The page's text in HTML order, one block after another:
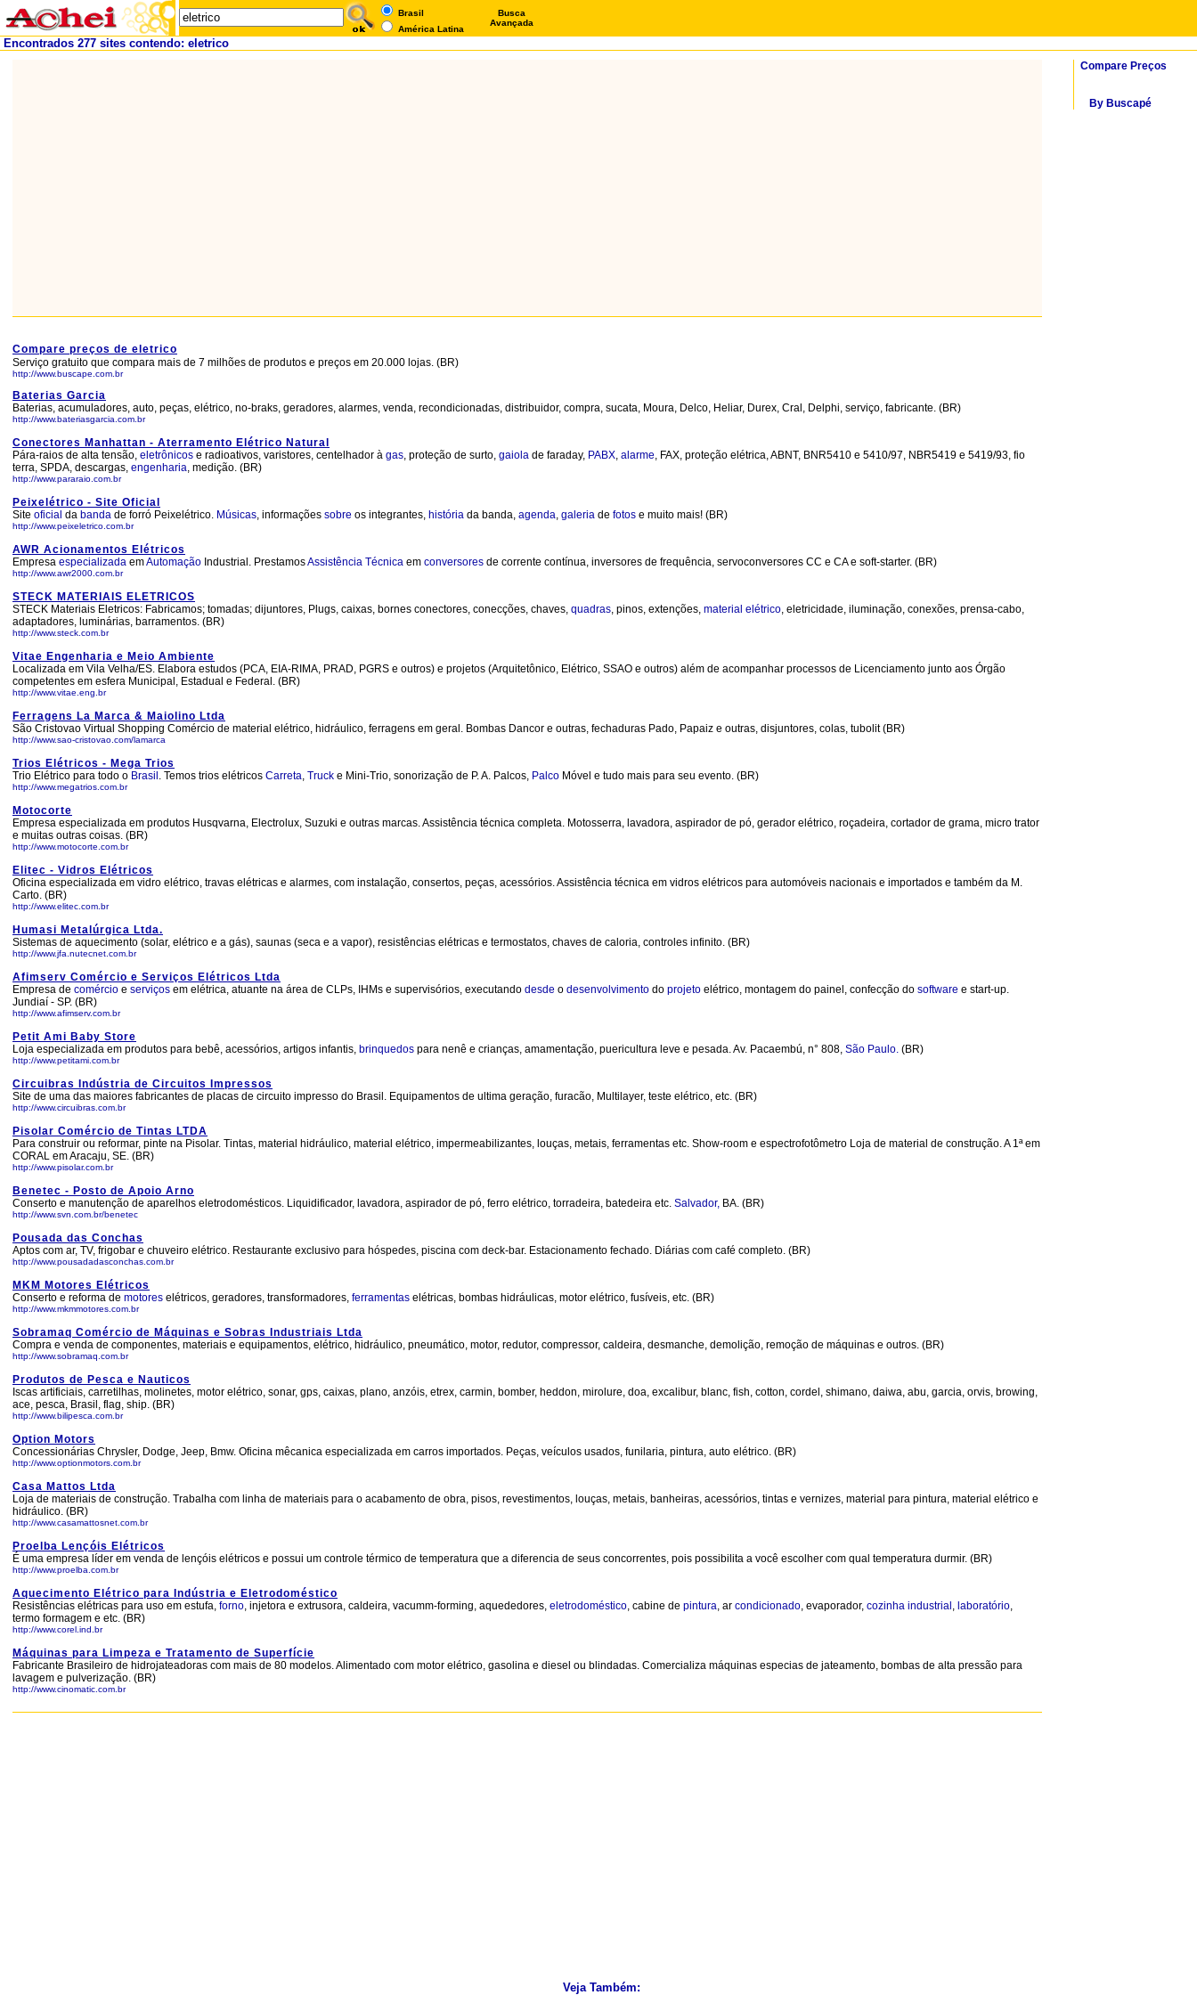
Brasil
América Latina
Busca
Avançada
Encontrados 277 sites contendo: eletrico
Compare preços de eletrico
Serviço gratuito que compara mais de 7 milhões de produtos e preços em 20.000 lojas. (BR)
http://www.buscape.com.br
Baterias Garcia
Baterias, acumuladores, auto, peças, elétrico, no-braks, geradores, alarmes, venda, recondicionadas, distribuidor, compra, sucata, Moura, Delco, Heliar, Durex, Cral, Delphi, serviço, fabricante. (BR)
http://www.bateriasgarcia.com.br
Conectores Manhattan - Aterramento Elétrico Natural
Pára-raios de alta tensão, eletrônicos e radioativos, varistores, centelhador à gas, proteção de surto, gaiola de faraday, PABX, alarme, FAX, proteção elétrica, ABNT, BNR5410 e 5410/97, NBR5419 e 5419/93, fio
terra, SPDA, descargas, engenharia, medição. (BR)
http://www.pararaio.com.br
Peixelétrico - Site Oficial
Site oficial da banda de forró Peixelétrico. Músicas, informações sobre os integrantes, história da banda, agenda, galeria de fotos e muito mais! (BR)
http://www.peixeletrico.com.br
AWR Acionamentos Elétricos
Empresa especializada emAutomação Industrial. PrestamosAssistência Técnica em conversores de corrente contínua, inversores de frequência, servoconversores CC e CA e soft-starter. (BR)
http://www.awr2000.com.br
STECK MATERIAIS ELETRICOS
STECK Materiais Eletricos: Fabricamos; tomadas; dijuntores, Plugs, caixas, bornes conectores, conecções, chaves, quadras, pinos, extenções, material elétrico, eletricidade, iluminação, conexões, prensa-cabo,
adaptadores, luminárias, barramentos. (BR)
http://www.steck.com.br
Vitae Engenharia e Meio Ambiente
Localizada em Vila Velha/ES. Elabora estudos (PCA, EIA-RIMA, PRAD, PGRS e outros) e projetos (Arquitetônico, Elétrico, SSAO e outros) além de acompanhar processos de Licenciamento junto aos Órgão
competentes em esfera Municipal, Estadual e Federal. (BR)
http://www.vitae.eng.br
Ferragens La Marca & Maiolino Ltda
São Cristovao Virtual Shopping Comércio de material elétrico, hidráulico, ferragens em geral. Bombas Dancor e outras, fechaduras Pado, Papaiz e outras, disjuntores, colas, tubolit (BR)
http://www.sao-cristovao.com/lamarca
Trios Elétricos - Mega Trios
Trio Elétrico para todo o Brasil . Temos trios elétricos Carreta, Truck e Mini-Trio, sonorização de P. A. Palcos, Palco Móvel e tudo mais para seu evento. (BR)
http://www.megatrios.com.br
Motocorte
Empresa especializada em produtos Husqvarna, Electrolux, Suzuki e outras marcas. Assistência técnica completa. Motosserra, lavadora, aspirador de pó, gerador elétrico, roçadeira, cortador de grama, micro trator
e muitas outras coisas. (BR)
http://www.motocorte.com.br
Elitec - Vidros Elétricos
Oficina especializada em vidro elétrico, travas elétricas e alarmes, com instalação, consertos, peças, acessórios. Assistência técnica em vidros elétricos para automóveis nacionais e importados e também da M.
Carto. (BR)
http://www.elitec.com.br
Humasi Metalúrgica Ltda.
Sistemas de aquecimento (solar, elétrico e a gás), saunas (seca e a vapor), resistências elétricas e termostatos, chaves de caloria, controles infinito. (BR)
http://www.jfa.nutecnet.com.br
Afimserv Comércio e Serviços Elétricos Ltda
Empresa de comércio e serviços em elétrica, atuante na área de CLPs, IHMs e supervisórios, executando desde o desenvolvimento do projeto elétrico, montagem do painel, confecção do software e start-up.
Jundiaí - SP. (BR)
http://www.afimserv.com.br
Petit Ami Baby Store
Loja especializada em produtos para bebê, acessórios, artigos infantis, brinquedos para nenê e crianças, amamentação, puericultura leve e pesada. Av. Pacaembú, n° 808, São Paulo. (BR)
http://www.petitami.com.br
Circuibras Indústria de Circuitos Impressos
Site de uma das maiores fabricantes de placas de circuito impresso do Brasil. Equipamentos de ultima geração, furacão, Multilayer, teste elétrico, etc. (BR)
http://www.circuibras.com.br
Pisolar Comércio de Tintas LTDA
Para construir ou reformar, pinte na Pisolar. Tintas, material hidráulico, material elétrico, impermeabilizantes, louças, metais, ferramentas etc. Show-room e espectrofotômetro Loja de material de construção. A 1ª em
CORAL em Aracaju, SE. (BR)
http://www.pisolar.com.br
Benetec - Posto de Apoio Arno
Conserto e manutenção de aparelhos eletrodomésticos. Liquidificador, lavadora, aspirador de pó, ferro elétrico, torradeira, batedeira etc. Salvador, BA. (BR)
http://www.svn.com.br/benetec
Pousada das Conchas
Aptos com ar, TV, frigobar e chuveiro elétrico. Restaurante exclusivo para hóspedes, piscina com deck-bar. Estacionamento fechado. Diárias com café completo. (BR)
http://www.pousadadasconchas.com.br
MKM Motores Elétricos
Conserto e reforma de motores elétricos, geradores, transformadores, ferramentas elétricas, bombas hidráulicas, motor elétrico, fusíveis, etc. (BR)
http://www.mkmmotores.com.br
Sobramaq Comércio de Máquinas e Sobras Industriais Ltda
Compra e venda de componentes, materiais e equipamentos, elétrico, hidráulico, pneumático, motor, redutor, compressor, caldeira, desmanche, demolição, remoção de máquinas e outros. (BR)
http://www.sobramaq.com.br
Produtos de Pesca e Nauticos
Iscas artificiais, carretilhas, molinetes, motor elétrico, sonar, gps, caixas, plano, anzóis, etrex, carmin, bomber, heddon, mirolure, doa, excalibur, blanc, fish, cotton, cordel, shimano, daiwa, abu, garcia, orvis, browing,
ace, pesca, Brasil, flag, ship. (BR)
http://www.bilipesca.com.br
Option Motors
Concessionárias Chrysler, Dodge, Jeep, Bmw. Oficina mêcanica especializada em carros importados. Peças, veículos usados, funilaria, pintura, auto elétrico. (BR)
http://www.optionmotors.com.br
Casa Mattos Ltda
Loja de materiais de construção. Trabalha com linha de materiais para o acabamento de obra, pisos, revestimentos, louças, metais, banheiras, acessórios, tintas e vernizes, material para pintura, material elétrico e
hidráulico. (BR)
http://www.casamattosnet.com.br
Proelba Lençóis Elétricos
É uma empresa líder em venda de lençóis elétricos e possui um controle térmico de temperatura que a diferencia de seus concorrentes, pois possibilita a você escolher com qual temperatura durmir. (BR)
http://www.proelba.com.br
Aquecimento Elétrico para Indústria e Eletrodoméstico
Resistências elétricas para uso em estufa, forno, injetora e extrusora, caldeira, vacumm-forming, aquededores, eletrodoméstico, cabine de pintura, ar condicionado, evaporador, cozinha industrial , laboratório,
termo formagem e etc. (BR)
http://www.corel.ind.br
Máquinas para Limpeza e Tratamento de Superfície
Fabricante Brasileiro de hidrojateadoras com mais de 80 modelos. Alimentado com motor elétrico, gasolina e diesel ou blindadas. Comercializa máquinas especias de jateamento, bombas de alta pressão para
lavagem e pulverização. (BR)
http://www.cinomatic.com.br
Compare Preços
By Buscapé
Veja Também: